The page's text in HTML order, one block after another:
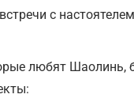
с
любят Шаолинь,